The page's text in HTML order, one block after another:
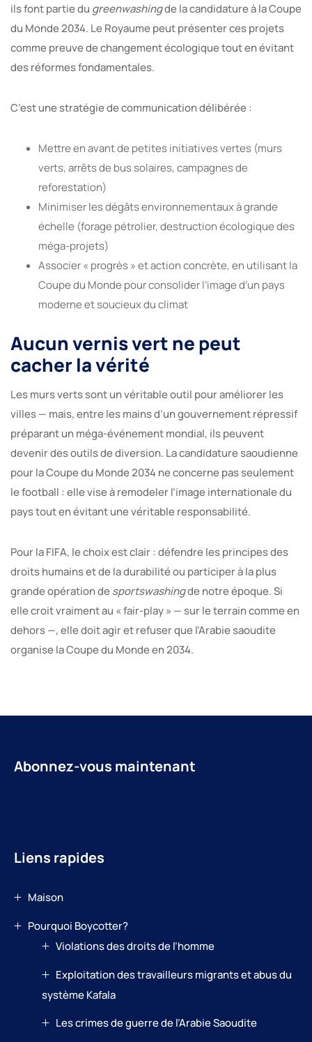
ils font partie du greenwashingde la candidature à la Coupe
du Monde 2034. Le Royaume peut présenter ces projets
comme preuve de changement écologique tout en évitant
des réformes fondamentales.
C’est une stratégie de communication délibérée :
Mettre en avant de petites initiatives vertes (murs
verts, arrêts de bus solaires, campagnes de
reforestation)
Minimiser les dégâts environnementaux à grande
échelle (forage pétrolier, destruction écologique des
méga-projets)
Associer « progrès » et action concrète, en utilisant la
Coupe du Monde pour consolider l’image d’un pays
moderne et soucieux du climat
Aucun vernis vert ne peut
cacher la vérité
Les murs verts sont un véritable outil pour améliorer les
villes — mais, entre les mains d’un gouvernement répressif
préparant un méga-événement mondial, ils peuvent
devenir des outils de diversion. La candidature saoudienne
pour la Coupe du Monde 2034 ne concerne pas seulement
le football : elle vise à remodeler l’image internationale du
pays tout en évitant une véritable responsabilité.
Pour la FIFA, le choix est clair : défendre les principes des
droits humains et de la durabilité ou participer à la plus
grande opération desportswashingde notre époque. Si
elle croit vraiment au « fair-play » — sur le terrain comme en
dehors —, elle doit agir et refuser que l’Arabie saoudite
organise la Coupe du Monde en 2034.
Abonnez-vous maintenant
Liens rapides
Maison
Pourquoi Boycotter?
Violations des droits de l’homme
Exploitation des travailleurs migrants et abus du
système Kafala
Les crimes de guerre de l’Arabie Saoudite